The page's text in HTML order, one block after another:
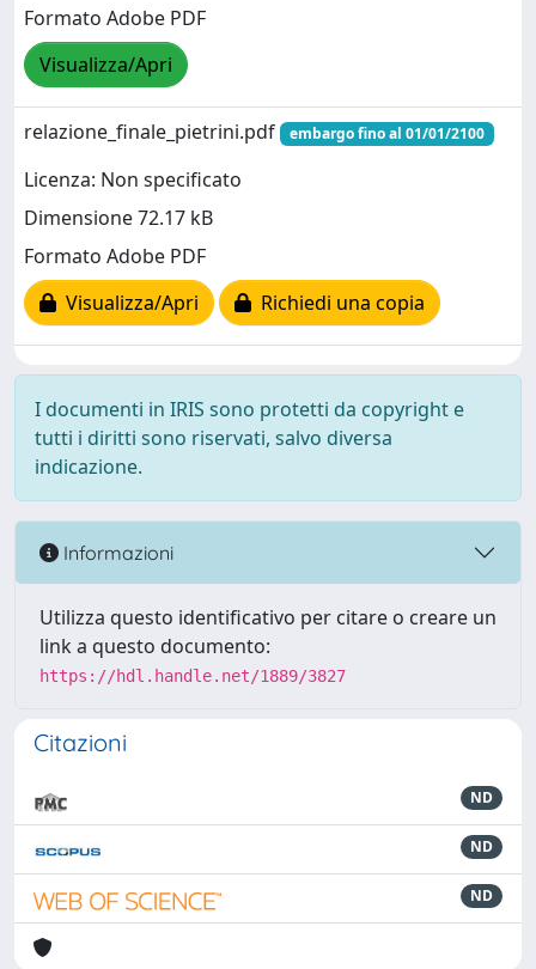
Formato Adobe PDF
Visualizza/Apri
relazione_finale_pietrini.pdf embargo fino al 01/01/2100
Licenza: Non specificato
Dimensione 72.17 kB
Formato Adobe PDF
Visualizza/Apri
Richiedi una copia
I documenti in IRIS sono protetti da copyright e
tutti i diritti sono riservati, salvo diversa
indicazione.
Informazioni
Utilizza questo identificativo per citare o creare un
link a questo documento:
https://hdl.handle.net/1889/3827
Citazioni
ND
ND
ND